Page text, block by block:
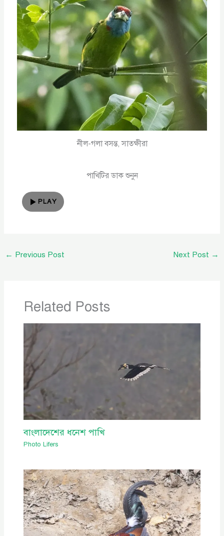
নীল-গলা বসন্ত, সাতক্ষীরা
পাখিটির ডাক শুনুন
PLAY
← Previous Post Next Post →
Related Posts
বাংলাদেশের ধনেশ পাখি
Photo Lifers